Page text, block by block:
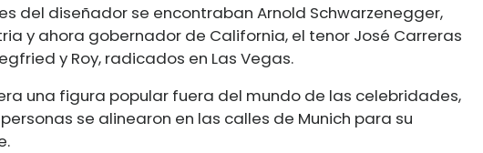
del diseñador se encontraban Arnold Schwarzenegger,
y ahora gobernador de California, el tenor José Carreras
y Roy, radicados en Las Vegas.
una figura popular fuera del mundo de las celebridades,
se alinearon en las calles de Munich para su